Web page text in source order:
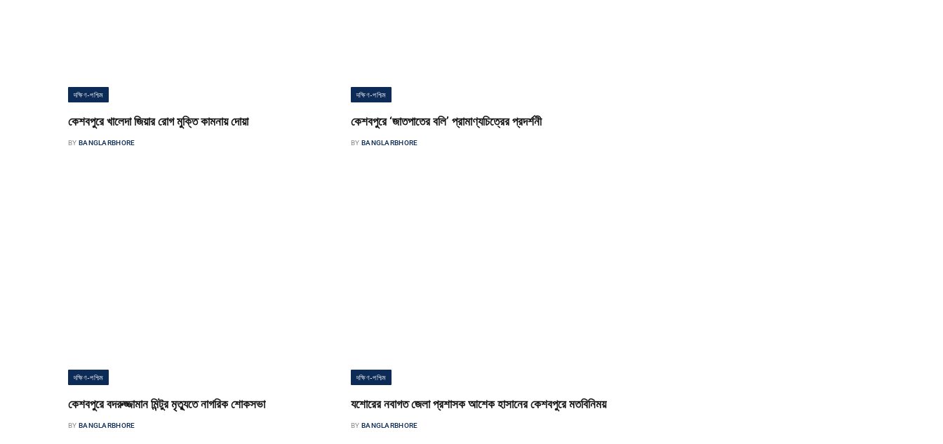
দক্ষিণ-পশ্চিম
কেশবপুরে খালেদা জিয়ার রোগ মুক্তি কামনায় দোয়া
BY BANGLARBHORE
দক্ষিণ-পশ্চিম
কেশবপুরে ‘জাতপাতের বলি’ প্রামাণ্যচিত্রের প্রদর্শনী
BY BANGLARBHORE
দক্ষিণ-পশ্চিম
কেশবপুরে বদরুজ্জামান মিন্টুর মৃত্যুতে নাগরিক শোকসভা
BY BANGLARBHORE
দক্ষিণ-পশ্চিম
যশোরের নবাগত জেলা প্রশাসক আশেক হাসানের কেশবপুরে মতবিনিময়
BY BANGLARBHORE